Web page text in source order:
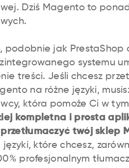
Dziś Magento to
podobnie jak PrestaShop
systemu
treści. Jeśli chcesz
na różne języki,
która pomoże Ci w
kompletna i prosta
twój sklep
języki, które chcesz,
profesjonalnym